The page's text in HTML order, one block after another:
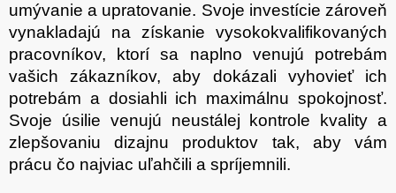
umývanie a upratovanie. Svoje investície zároveň
vynakladajú na získanie vysokokvalifikovaných
pracovníkov, ktorí sa naplno venujú potrebám
vašich zákazníkov, aby dokázali vyhovieť ich
potrebám a dosiahli ich maximálnu spokojnosť.
Svoje úsilie venujú neustálej kontrole kvality a
zlepšovaniu dizajnu produktov tak, aby vám
prácu čo najviac uľahčili a spríjemnili.